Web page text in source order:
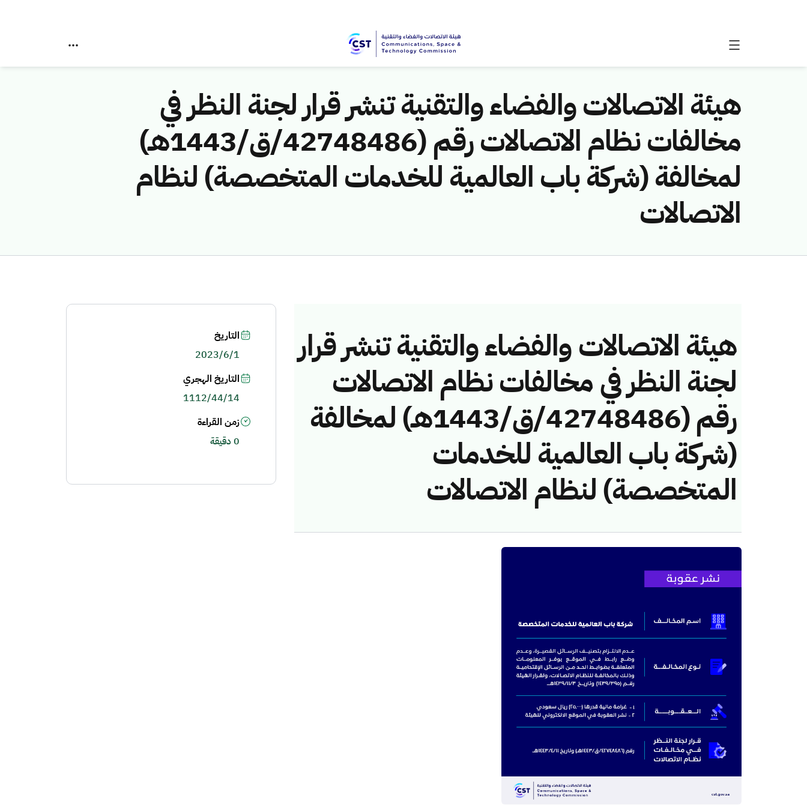
هيئة الاتصالات والفضاء والتقنية تنشر قرار لجنة النظر في
مخالفات نظام الاتصالات رقم (42748486/ق/1443هـ)
لمخالفة (شركة باب العالمية للخدمات المتخصصة) لنظام
الاتصالات
هيئة الاتصالات والفضاء والتقنية تنشر قرار
لجنة النظر في مخالفات نظام الاتصالات
رقم (42748486/ق/1443هـ) لمخالفة
(شركة باب العالمية للخدمات
المتخصصة) لنظام الاتصالات
التاريخ
2023/6/1
التاريخ الهجري
1112/44/14
زمن القراءة
0 دقيقة